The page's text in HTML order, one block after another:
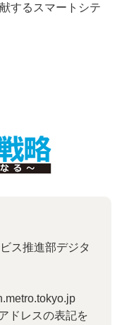
するスマートシテ
ス推進部デジタ
ドレスの表記を